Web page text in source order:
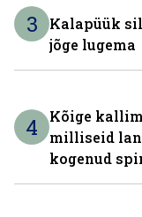
3
Kalapüük
jõge lugema
4
Kõige
milliseid
kogenud